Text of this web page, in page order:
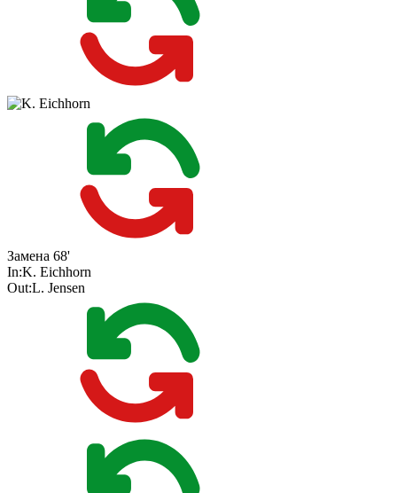
Замена 68'
In:K. Eichhorn
Out:L. Jensen